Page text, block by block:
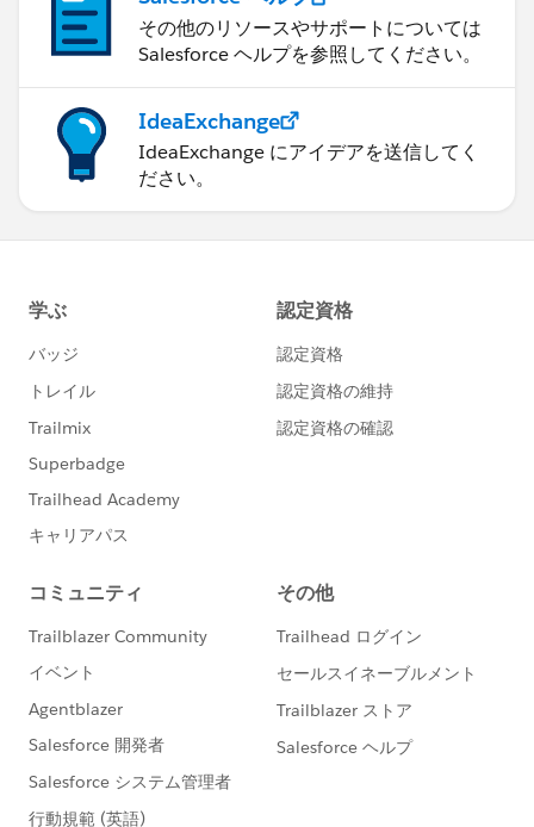
その他のリソースやサポートについては
Salesforce ヘルプを参照してください。
IdeaExchange
IdeaExchange にアイデアを送信してく
ださい。